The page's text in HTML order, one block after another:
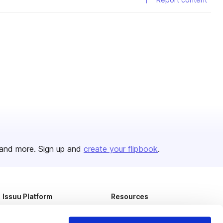
more. Sign up and create your flipbook.
Issuu Platform Resources